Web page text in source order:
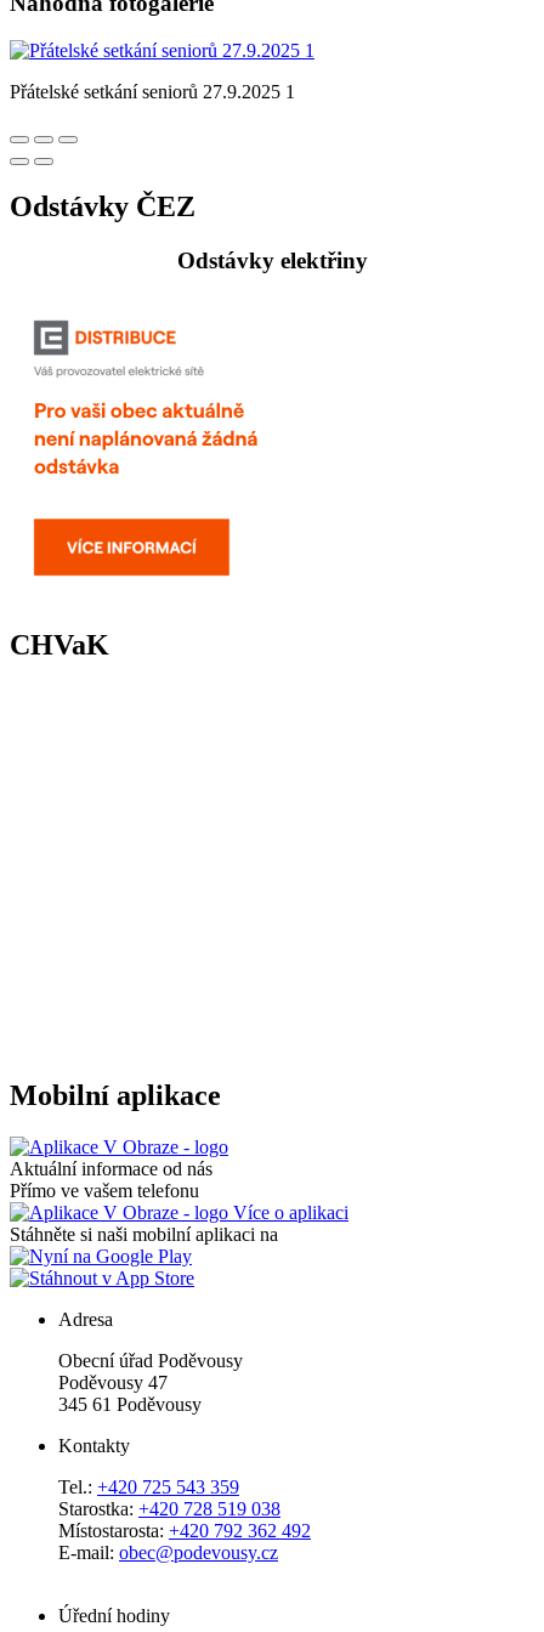
Přátelské setkání seniorů 27.9.2025 1
Odstávky ČEZ
Odstávky elektřiny
CHVaK
Mobilní aplikace
Aktuální informace od nás
Přímo ve vašem telefonu
Více o aplikaci
Stáhněte si naši mobilní aplikaci na
Adresa
Obecní úřad Poděvousy
Poděvousy 47
345 61 Poděvousy
Kontakty
Tel.: +420 725 543 359
Starostka: +420 728 519 038
Místostarosta: +420 792 362 492
E-mail: obec@podevousy.cz
Úřední hodiny